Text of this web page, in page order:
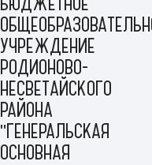
УЧРЕЖДЕНИЕ
РОДИОНОВО-
НЕСВЕТАЙСКОГО
РАЙОНА
"ГЕНЕРАЛЬСКАЯ
ОСНОВНАЯ